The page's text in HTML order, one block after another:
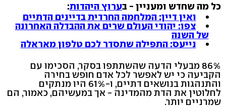
כל מה שחדש ומעניין - בערוץ היהדות:
ואין דיין: המלחמה החרדית בדיינים הדתיים
צפו: יהודי העולם שרים את ההבדלה האחרונה
של השנה
נייעס: התפילה שתסדר לכם טלפון מאראלה
86% מבעלי הדעה שהשתתפו בסקר, הסכימו עם
הקביעה כי יש לאפשר לכל אדם חופש בחירה
והתנהגות בנושאים דתיים, ו-61% היו מנתקים
לחלוטין את הדת מהמדינה - אך במעשיהם, כאמור, הם
שמרניים יותר.